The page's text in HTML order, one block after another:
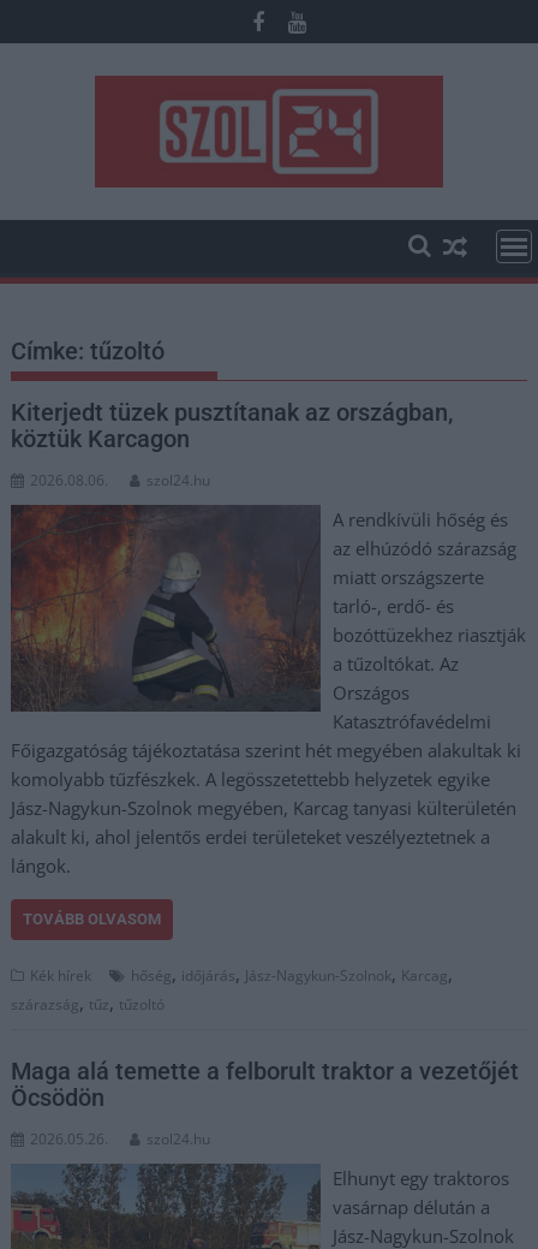
to
Címke:tűzoltó
Kiterjedt tüzek pusztítanak az országban,
köztük Karcagon
2026.08.06. szol24.hu
A rendkívüli hőség és
az elhúzódó szárazság
miatt országszerte
tarló-, erdő- és
bozóttüzekhez riasztják
a tűzoltókat. Az
Országos
Katasztrófavédelmi
Főigazgatóság tájékoztatása szerint hét megyében alakultak ki
komolyabb tűzfészkek. A legösszetettebb helyzetek egyike
Jász-Nagykun-Szolnok megyében, Karcag tanyasi külterületén
alakult ki, ahol jelentős erdei területeket veszélyeztetnek a
lángok.
TOVÁBB OLVASOM
Kék hírek hőség, időjárás, Jász-Nagykun-Szolnok, Karcag,
szárazság, tűz, tűzoltó
Maga alá temette a felborult traktor a vezetőjét
Öcsödön
2026.05.26. szol24.hu
Elhunyt egy traktoros
vasárnap délután a
Jász-Nagykun-Szolnok